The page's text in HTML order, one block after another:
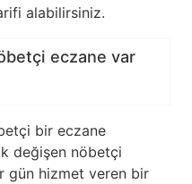
alabilirsiniz.
eczane var
bir eczane
değişen nöbetçi
gün hizmet veren bir